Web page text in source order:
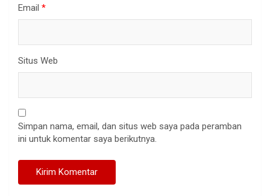
Email *
Situs Web
Simpan nama, email, dan situs web saya pada peramban
ini untuk komentar saya berikutnya.